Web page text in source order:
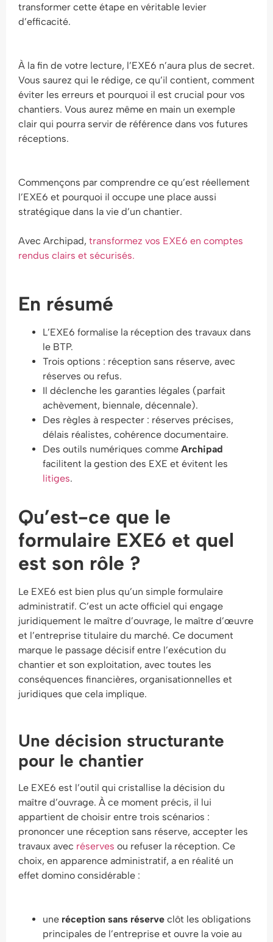
transformer cette étape en véritable levier
d’efficacité.
À la fin de votre lecture, l’EXE6 n’aura plus de secret.
Vous saurez qui le rédige, ce qu’il contient, comment
éviter les erreurs et pourquoi il est crucial pour vos
chantiers. Vous aurez même en main un exemple
clair qui pourra servir de référence dans vos futures
réceptions.
Commençons par comprendre ce qu’est réellement
l’EXE6 et pourquoi il occupe une place aussi
stratégique dans la vie d’un chantier.
Avec Archipad, transformez vos EXE6 en comptes
rendus clairs et sécurisés.
En résumé
L’EXE6 formalise la réception des travaux dans
le BTP.
Trois options : réception sans réserve, avec
réserves ou refus.
Il déclenche les garanties légales (parfait
achèvement, biennale, décennale).
Des règles à respecter : réserves précises,
délais réalistes, cohérence documentaire.
Des outils numériques comme Archipad
facilitent la gestion des EXE et évitent les
litiges.
Qu’est-ce que le
formulaire EXE6 et quel
est son rôle ?
Le EXE6 est bien plus qu’un simple formulaire
administratif. C’est un acte officiel qui engage
juridiquement le maître d’ouvrage, le maître d’œuvre
et l’entreprise titulaire du marché. Ce document
marque le passage décisif entre l’exécution du
chantier et son exploitation, avec toutes les
conséquences financières, organisationnelles et
juridiques que cela implique.
Une décision structurante
pour le chantier
Le EXE6 est l’outil qui cristallise la décision du
maître d’ouvrage. À ce moment précis, il lui
appartient de choisir entre trois scénarios :
prononcer une réception sans réserve, accepter les
travaux avec réserves ou refuser la réception. Ce
choix, en apparence administratif, a en réalité un
effet domino considérable :
une réception sans réserve clôt les obligations
principales de l’entreprise et ouvre la voie au